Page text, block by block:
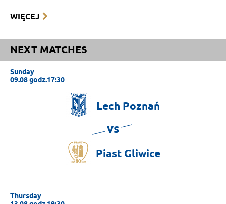
WIĘCEJ
NEXT MATCHES
Sunday
09.08 godz.17:30
Lech Poznań
vs
Piast Gliwice
Thursday